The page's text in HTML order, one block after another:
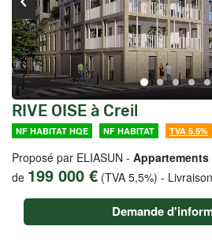
RIVE OISE à Creil
NF HABITAT HQE NF HABITAT TVA 5.5%
Proposé par ELIASUN -
de 199 000 € (TVA 5,5%) -
Demande